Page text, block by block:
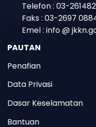
Telefon : 03-
Faks : 03-2697
Emel : info @
PAUTAN
Penafian
Data Privasi
Dasar Keselamatan
Bantuan